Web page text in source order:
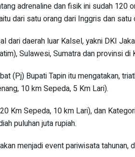
adrenaline dan fisik ini sudah 120
dari satu orang dari Inggris dan satu
dari daerah luar Kalsel, yakni DKI
Sulawesi, Sumatra dan provinsi di
(Pj) Bupati Tapin itu mengatakan,
10 km Sepeda, 5 Km Lari).
Km Sepeda, 10 km Lari), dan
puluhan juta rupiah.
menjadi event pariwisata tahunan,